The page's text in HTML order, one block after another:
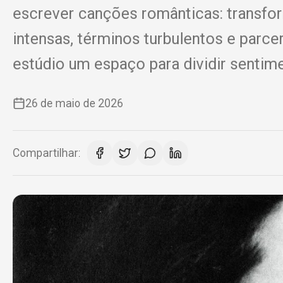
escrever canções românticas:
intensas, términos turbulentos e
estúdio um espaço para dividir
26 de maio de 2026
Compartilhar: